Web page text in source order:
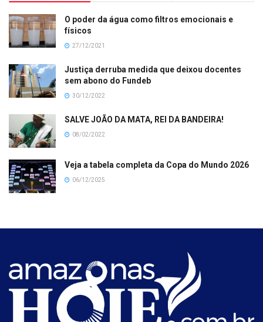
O poder da água como filtros emocionais e
físicos
27/12/2021
Justiça derruba medida que deixou docentes
sem abono do Fundeb
30/12/2022
SALVE JOÃO DA MATA, REI DA BANDEIRA!
08/02/2022
Veja a tabela completa da Copa do Mundo 2026
06/12/2025